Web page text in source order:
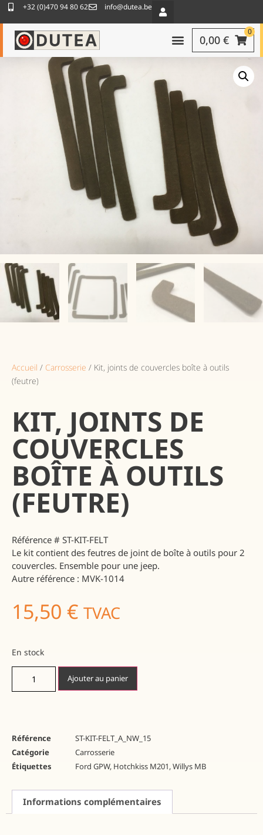
+32 (0)470 94 80 62 info@dutea.be
0
0,00 €
Accueil / Carrosserie / Kit, joints de couvercles boîte à outils
(feutre)
KIT, JOINTS DE
COUVERCLES
BOÎTE À OUTILS
(FEUTRE)
Référence # ST-KIT-FELT
Le kit contient des feutres de joint de boîte à outils pour 2
couvercles. Ensemble pour une jeep.
Autre référence : MVK-1014
15,50 € TVAC
En stock
Ajouter au panier
Référence
ST-KIT-FELT_A_NW_15
Catégorie
Carrosserie
Étiquettes
Ford GPW, Hotchkiss M201,Willys MB
Informations complémentaires